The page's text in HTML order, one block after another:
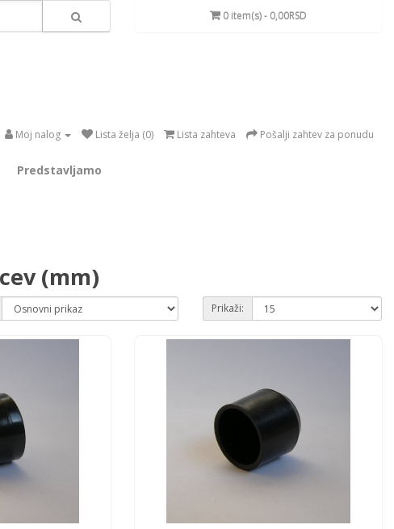
0 item(s) - 0,00RSD
Moj nalog Lista želja (0) Lista zahteva Pošalji zahtev za ponudu
Predstavljamo
(mm)
Prikaži: